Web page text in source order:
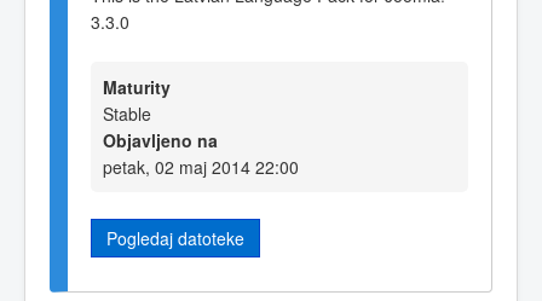
3.3.0
Maturity
Stable
Objavljeno na
petak, 02 maj 2014 22:00
Pogledaj datoteke